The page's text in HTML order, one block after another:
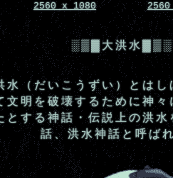
2560 x 1080
░▒▓大洪水▓▒░
水（だいこうずい）とは
文明を破壊するために神
とする神話・伝説上の洪水
話、洪水神話と呼ば